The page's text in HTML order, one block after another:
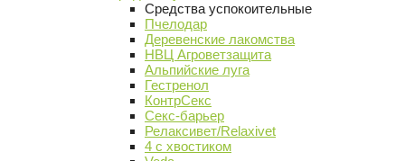
Средства успокоительные
Пчелодар
Деревенские лакомства
НВЦ Агроветзащита
Альпийские луга
Гестренол
КонтрСекс
Секс-барьер
Релаксивет/Relaxivet
4 с хвостиком